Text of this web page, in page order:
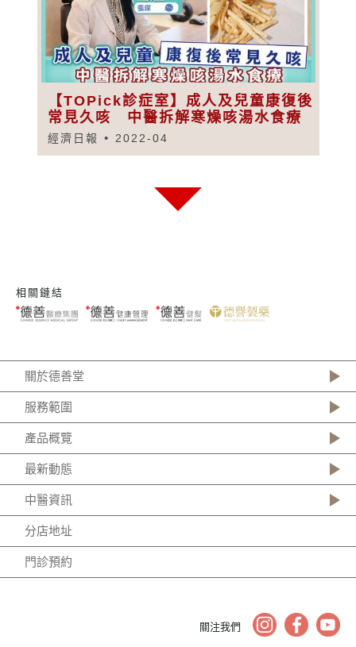
【TOPick診症室】成人及兒童康復後
常見久咳 中醫拆解寒燥咳湯水食療
經濟日報 2022-04
相關鏈結
關於德善堂
服務範圍
產品概覽
最新動態
中醫資訊
分店地址
門診預約
關注我們